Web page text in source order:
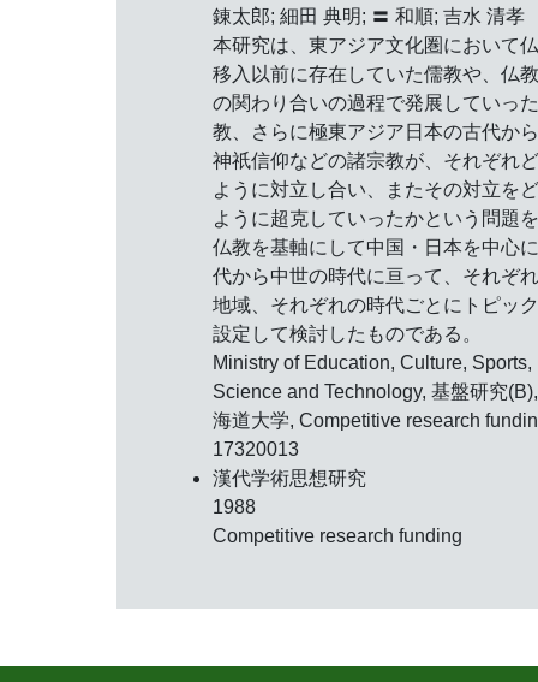
錬太郎; 細田 典明; 〓 和順; 吉水 清孝
本研究は、東アジア文化圏において
移入以前に存在していた儒教や、仏
の関わり合いの過程で発展していっ
教、さらに極東アジア日本の古代か
神祇信仰などの諸宗教が、それぞれ
ように対立し合い、またその対立を
ように超克していったかという問題
仏教を基軸にして中国・日本を中心
代から中世の時代に亘って、それぞ
地域、それぞれの時代ごとにトピッ
設定して検討したものである。
Ministry of Education, Culture, Sports,
Science and Technology, 基盤研究
海道大学, Competitive research
17320013
漢代学術思想研究
1988
Competitive research funding